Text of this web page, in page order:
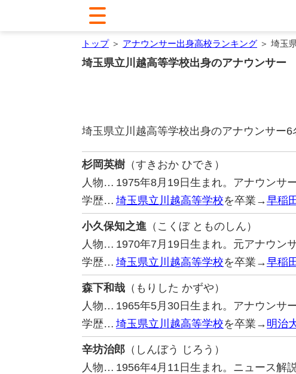
トップ＞ アナウンサー出身高校ランキング ＞ 埼玉
埼玉県立川越高等学校出身のアナウンサー
埼玉県立川越高等学校出身のアナウンサー
杉岡英樹（すきおか ひでき）
人物… 1975年8月19日生まれ。アナウンサ
学歴… 埼玉県立川越高等学校を卒業→早稲
小久保知之進 （こくぼ とものしん）
人物… 1970年7月19日生まれ。元アナウン
学歴… 埼玉県立川越高等学校を卒業→早稲
森下和哉 （もりした かずや）
人物… 1965年5月30日生まれ。アナウンサ
学歴… 埼玉県立川越高等学校を卒業→ 明治
辛坊治郎 （しんぼう じろう）
人物… 1956年4月11日生まれ。ニュース解